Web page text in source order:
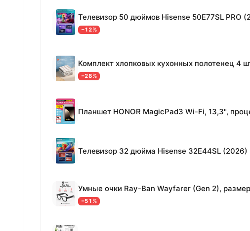
Телевизор 50 дюймов Hisense 50E77SL PRO
−12%
−28%
Телевизор 32 дюйма Hisense 32E44SL (2026)
−51%